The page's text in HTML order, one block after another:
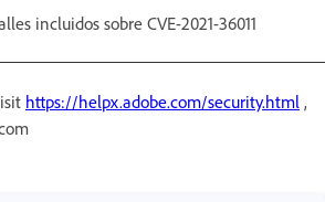
incluidos sobre CVE-2021-36011
https://helpx.adobe.com/security.html ,